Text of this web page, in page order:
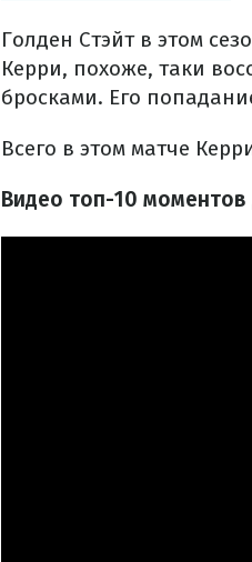
Голден Стэйт в этом
Керри, похоже, таки
бросками. Его
Всего в этом матче
Видео топ-10 моментов